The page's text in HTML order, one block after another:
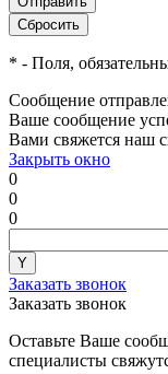
* - Поля,
Сообщение
Ваше сообщение
Вами свяжется наш
Закрыть окно
0
0
0
Заказать звонок
Заказать звонок
Оставьте Ваше
специалисты